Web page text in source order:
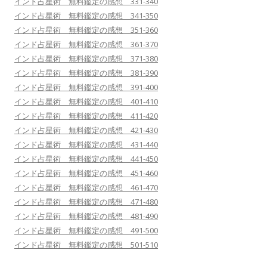
インド占星術 無料鑑定の感想 341-350
インド占星術 無料鑑定の感想 351-360
インド占星術 無料鑑定の感想 361-370
インド占星術 無料鑑定の感想 371-380
インド占星術 無料鑑定の感想 381-390
インド占星術 無料鑑定の感想 391-400
インド占星術 無料鑑定の感想 401-410
インド占星術 無料鑑定の感想 411-420
インド占星術 無料鑑定の感想 421-430
インド占星術 無料鑑定の感想 431-440
インド占星術 無料鑑定の感想 441-450
インド占星術 無料鑑定の感想 451-460
インド占星術 無料鑑定の感想 461-470
インド占星術 無料鑑定の感想 471-480
インド占星術 無料鑑定の感想 481-490
インド占星術 無料鑑定の感想 491-500
インド占星術 無料鑑定の感想 501-510